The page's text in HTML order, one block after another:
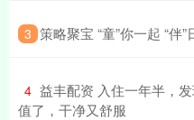
3 策略聚宝 “童”你一起 “伴”
4 益丰配资 入住一年半，
值了，干净又舒服